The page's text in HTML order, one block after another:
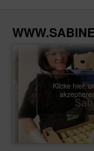
Klicke hier,